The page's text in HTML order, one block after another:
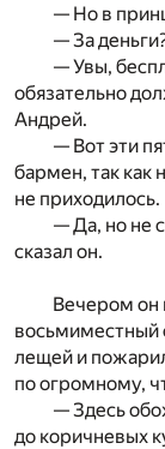
— Но в
— За
— Увы,
обязательно
Андрей.
— Вот эти
бармен, так как
не приходилось.
— Да, но не
сказал он.
Вечером он
восьмиместный
лещей и
по огромному,
— Здесь
до коричневых